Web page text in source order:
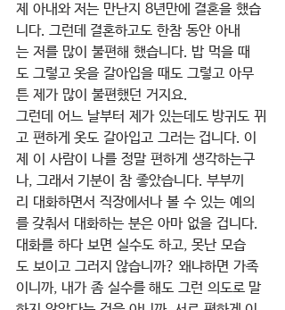
제 아내와 저는 만난지 8년만에 결혼을 했습
니다. 그런데 결혼하고도 한참 동안 아내
는 저를 많이 불편해 했습니다. 밥 먹을 때
도 그렇고 옷을 갈아입을 때도 그렇고 아무
튼 제가 많이 불편했던 거지요.
그런데 어느 날부터 제가 있는데도 방귀도 뀌
고 편하게 옷도 갈아입고 그러는 겁니다. 이
제 이 사람이 나를 정말 편하게 생각하는구
나, 그래서 기분이 참 좋았습니다. 부부끼
리 대화하면서 직장에서나 볼 수 있는 예의
를 갖춰서 대화하는 분은 아마 없을 겁니다.
대화를 하다 보면 실수도 하고, 못난 모습
도 보이고 그러지 않습니까? 왜냐하면 가족
이니까, 내가 좀 실수를 해도 그런 의도로 말